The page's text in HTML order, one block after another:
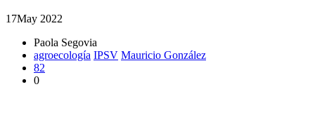
17May 2022
Paola Segovia
agroecología IPSV Mauricio González
82
0